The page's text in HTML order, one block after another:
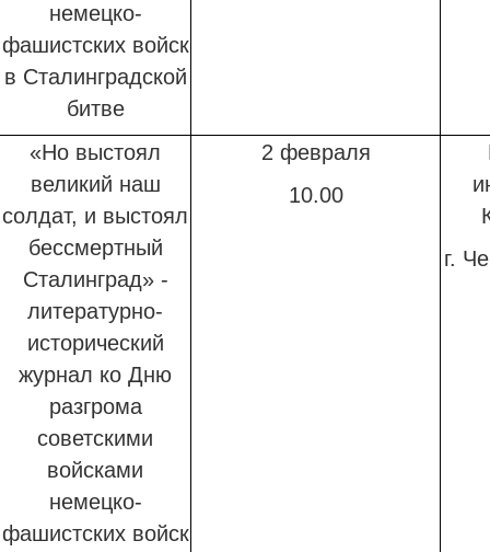
немецко-
фашистских войск
в Сталинградской
битве
«Но выстоял
великий наш
солдат, и выстоял
бессмертный
Сталинград» -
литературно-
исторический
журнал ко Дню
разгрома
советскими
войсками
немецко-
фашистских войск
2 февраля
10.00
г.